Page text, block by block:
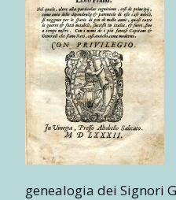
genealogia dei Signori